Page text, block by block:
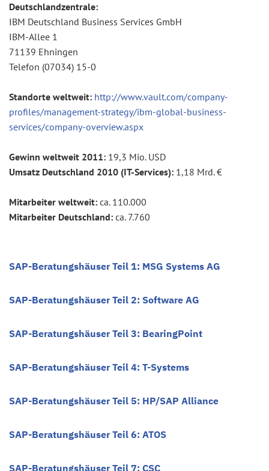
Deutschlandzentrale:
IBM Deutschland Business Services GmbH
IBM-Allee 1
71139 Ehningen
Telefon (07034) 15-0
Standorte weltweit: http://www.vault.com/company-
profiles/management-strategy/ibm-global-business-
services/company-overview.aspx
Gewinn weltweit 2011: 19,3 Mio. USD
Umsatz Deutschland 2010 (IT-Services): 1,18 Mrd. €
Mitarbeiter weltweit: ca. 110.000
Mitarbeiter Deutschland: ca. 7.760
SAP-Beratungshäuser Teil 1: MSG Systems AG
SAP-Beratungshäuser Teil 2: Software AG
SAP-Beratungshäuser Teil 3: BearingPoint
SAP-Beratungshäuser Teil 4: T-Systems
SAP-Beratungshäuser Teil 5: HP/SAP Alliance
SAP-Beratungshäuser Teil 6: ATOS
SAP-Beratungshäuser Teil 7: CSC